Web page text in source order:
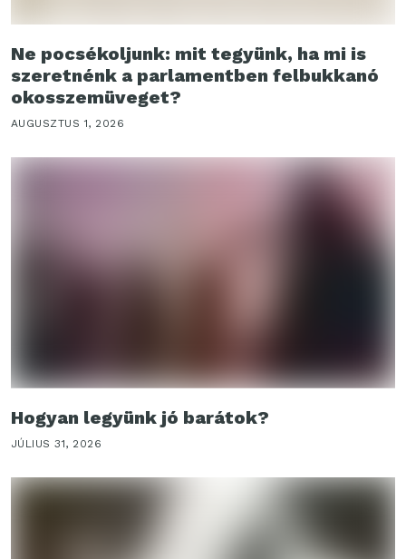
Ne pocsékoljunk: mit tegyünk, ha mi is
szeretnénk a parlamentben felbukkanó
okosszemüveget?
AUGUSZTUS 1, 2026
Hogyan legyünk jó barátok?
JÚLIUS 31, 2026